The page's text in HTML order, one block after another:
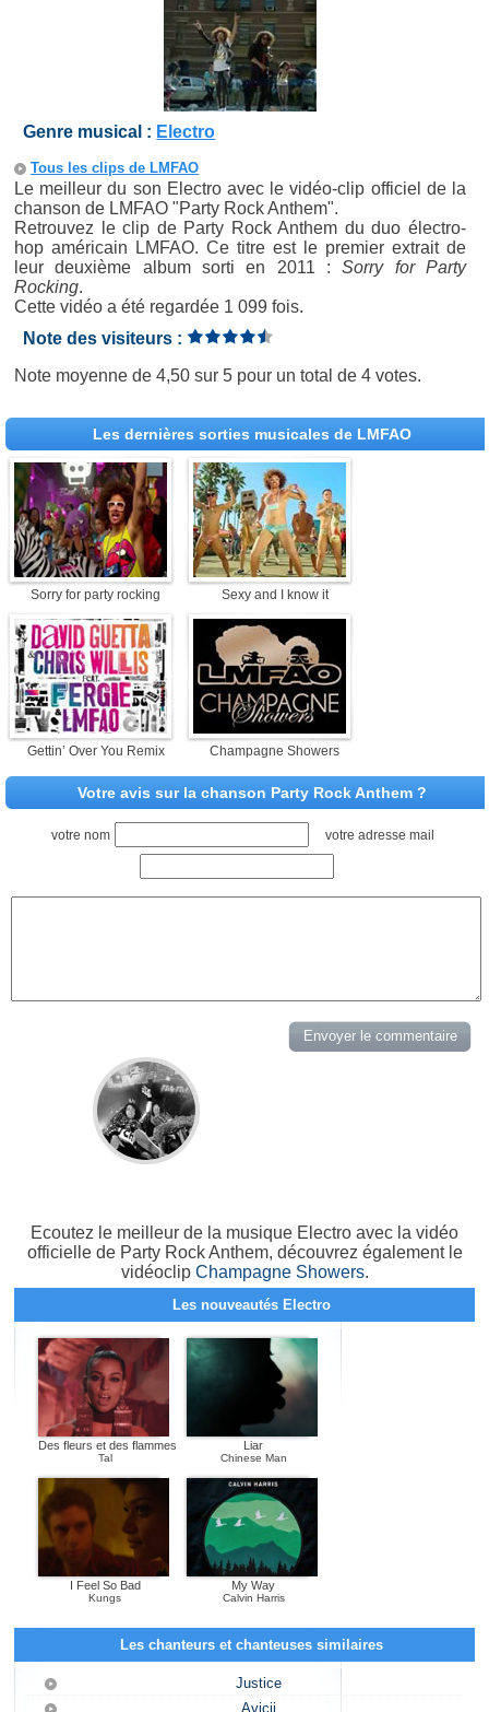
Genre musical : Electro
Tous les clips de LMFAO
Le meilleur du son Electro avec le vidéo-clip officiel de la
chanson de LMFAO "Party Rock Anthem".
Retrouvez le clip de Party Rock Anthem du duo électro-
hop américain LMFAO. Ce titre est le premier extrait de
leur deuxième album sorti en 2011 :Sorry for Party
Rocking.
Cette vidéo a été regardée 1 099 fois.
Note des visiteurs :
Note moyenne de4,50 sur5 pour un total de4 votes.
Les dernières sorties musicales de LMFAO
Sorry for party rocking Sexy and I know it
Gettin’ Over You Remix Champagne Showers
Votre avis sur la chanson Party Rock Anthem ?
votre nom votre adresse mail
Ecoutez le meilleur de la musique Electro avec la vidéo
officielle de Party Rock Anthem, découvrez également le
vidéoclip Champagne Showers.
Les nouveautés Electro
Des fleurs et des flammes
Tal
Liar
Chinese Man
I Feel So Bad
Kungs
My Way
Calvin Harris
Les chanteurs et chanteuses similaires
Justice
Avicii